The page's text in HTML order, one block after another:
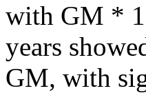
with GM *
years
GM, with